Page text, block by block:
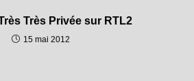
Très Privée sur RTL2
15 mai 2012